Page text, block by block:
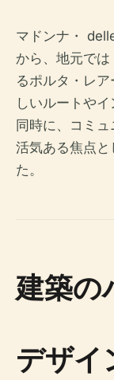
マドンナ・
から、地元で
るポルタ・レ
しいルートや
同時に、コミ
活気ある焦点
た。
建築の
デザイ